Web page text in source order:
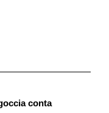
modelli di auto.
devono sempre
conta